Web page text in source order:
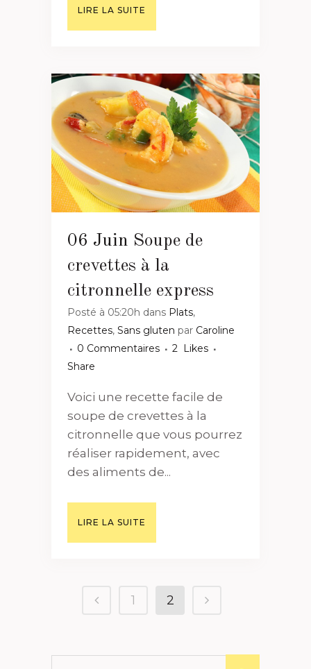
LIRE LA SUITE
06 Juin Soupe de
crevettes à la
citronnelle express
Posté à 05:20h dans Plats,
Recettes, Sans gluten par Caroline
0 Commentaires
2 Likes
Share
Voici une recette facile de
soupe de crevettes à la
citronnelle que vous pourrez
réaliser rapidement, avec
des aliments de...
LIRE LA SUITE
1 2